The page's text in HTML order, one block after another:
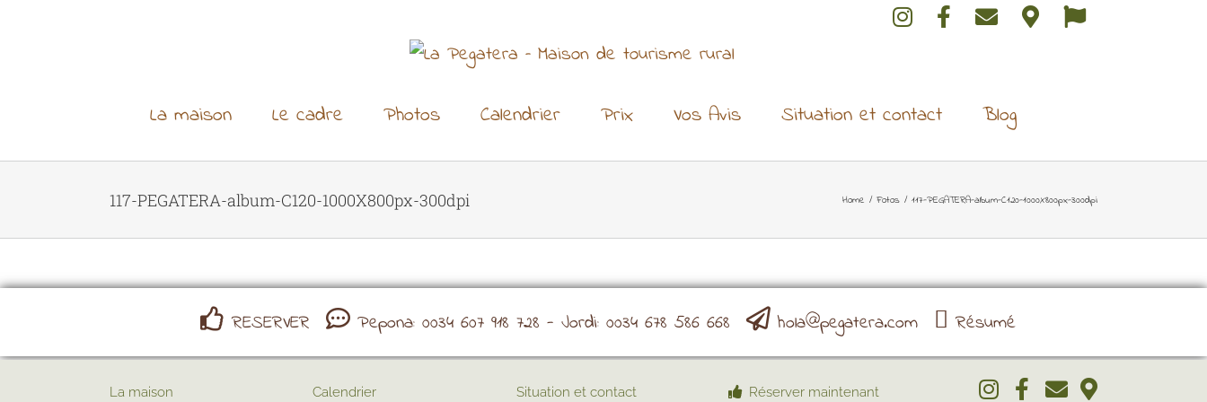
La maison Le cadre Photos Calendrier Prix Vos Avis Situation et contact Blog
117-PEGATERA-album-C120-1000X800px-300dpi Home / Fotos / 117-PEGATERA-album-C120-1000X800px-300dpi
RESERVER Pepona: 0034 607 918 728 - Jordi: 0034 678 586 668 hola@pegatera.com Résumé
La maison
Calendrier
Situation et contact
Réserver maintenant